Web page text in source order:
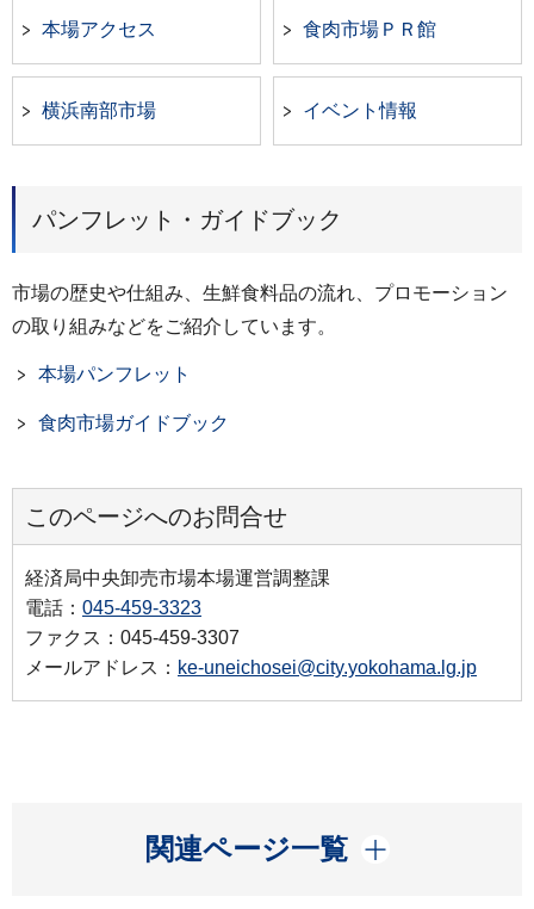
本場アクセス 食肉市場ＰＲ館
横浜南部市場 イベント情報
パンフレット・ガイドブック
市場の歴史や仕組み、生鮮食料品の流れ、プロモーション
の取り組みなどをご紹介しています。
本場パンフレット
食肉市場ガイドブック
このページへのお問合せ
経済局中央卸売市場本場運営調整課
電話： 045-459-3323
ファクス：045-459-3307
メールアドレス： ke-uneichosei@city.yokohama.lg.jp
関連ページ一覧
開く